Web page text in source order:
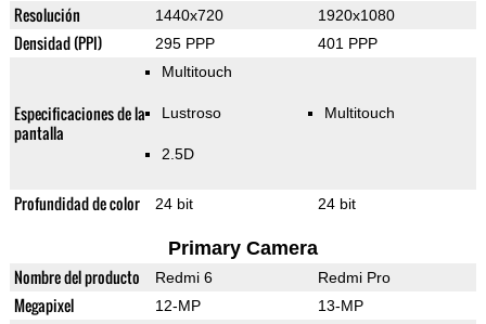
Resolución 1440x720 1920x1080
Densidad (PPI) 295 PPP 401 PPP
Especificaciones de la
pantalla
Multitouch
Lustroso
2.5D
Multitouch
Profundidad de color 24 bit 24 bit
Primary Camera
Nombre del producto Redmi 6 Redmi Pro
Megapixel 12-MP 13-MP